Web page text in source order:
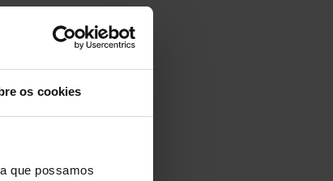
os cookies
que possamos